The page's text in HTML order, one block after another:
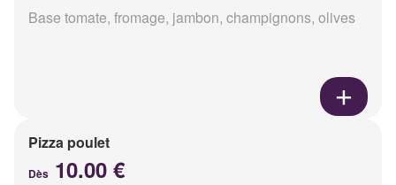
Base tomate, fromage, jambon, champignons, olives
Pizza poulet
Dès 10.00 €